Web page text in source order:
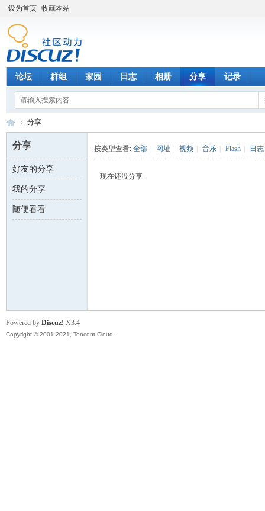
设为首页 收藏本站
论坛 群组 家园 日志 相册 分享 记录
数 ›
分享
分享
好友的分享
我的分享
随便看看
按类型查看: 全部 网址 视频 音乐 Flash 日志
现在还没分享
Powered by Discuz! X3.4
Copyright © 2001-2021, Tencent Cloud.